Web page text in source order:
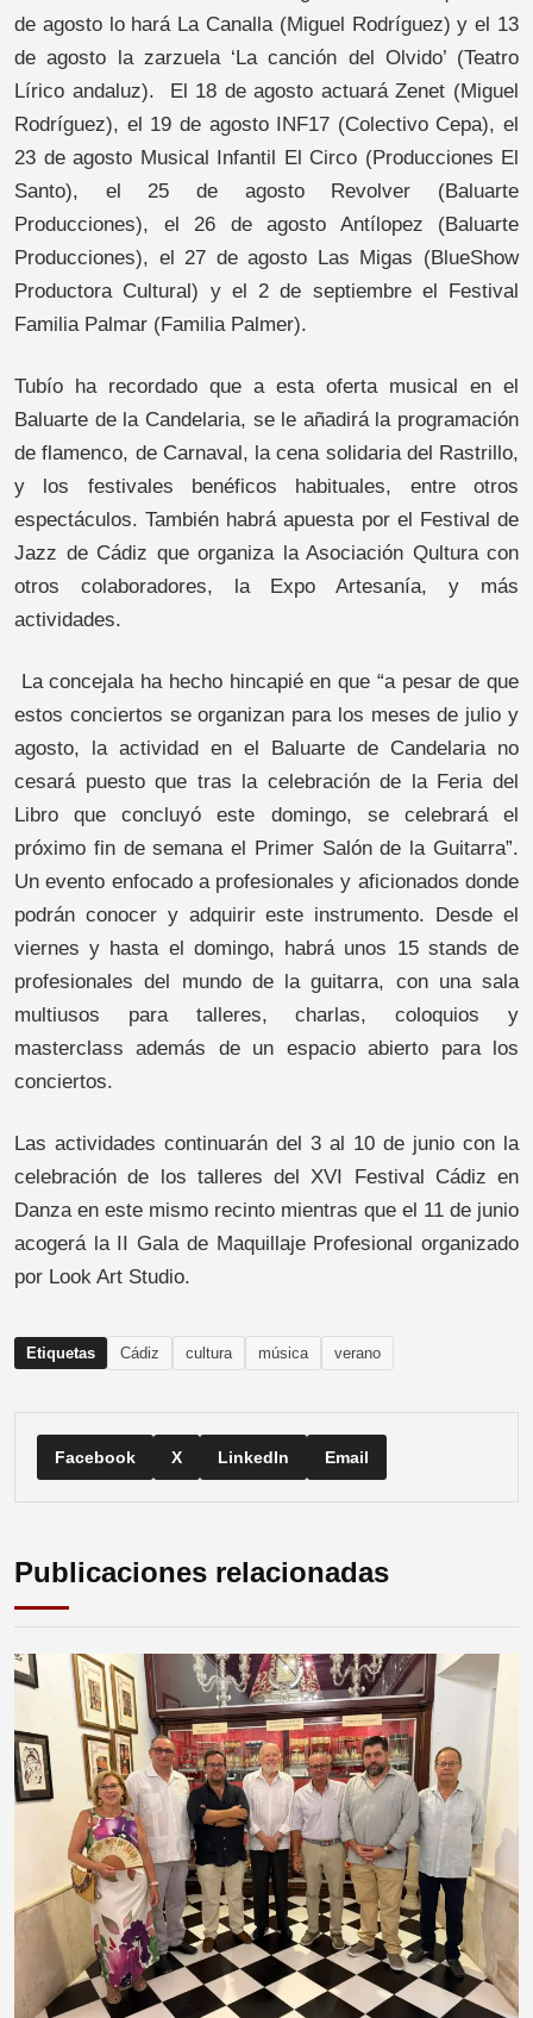
de agosto lo hará La Canalla (Miguel Rodríguez) y el 13
de agosto la zarzuela ‘La canción del Olvido’ (Teatro
Lírico andaluz). El 18 de agosto actuará Zenet (Miguel
Rodríguez), el 19 de agosto INF17 (Colectivo Cepa), el
23 de agosto Musical Infantil El Circo (Producciones El
Santo), el 25 de agosto Revolver (Baluarte
Producciones), el 26 de agosto Antílopez (Baluarte
Producciones), el 27 de agosto Las Migas (BlueShow
Productora Cultural) y el 2 de septiembre el Festival
Familia Palmar (Familia Palmer).
Tubío ha recordado que a esta oferta musical en el
Baluarte de la Candelaria, se le añadirá la programación
de flamenco, de Carnaval, la cena solidaria del Rastrillo,
y los festivales benéficos habituales, entre otros
espectáculos. También habrá apuesta por el Festival de
Jazz de Cádiz que organiza la Asociación Qultura con
otros colaboradores, la Expo Artesanía, y más
actividades.
La concejala ha hecho hincapié en que “a pesar de que
estos conciertos se organizan para los meses de julio y
agosto, la actividad en el Baluarte de Candelaria no
cesará puesto que tras la celebración de la Feria del
Libro que concluyó este domingo, se celebrará el
próximo fin de semana el Primer Salón de la Guitarra”.
Un evento enfocado a profesionales y aficionados donde
podrán conocer y adquirir este instrumento. Desde el
viernes y hasta el domingo, habrá unos 15 stands de
profesionales del mundo de la guitarra, con una sala
multiusos para talleres, charlas, coloquios y
masterclass además de un espacio abierto para los
conciertos.
Las actividades continuarán del 3 al 10 de junio con la
celebración de los talleres del XVI Festival Cádiz en
Danza en este mismo recinto mientras que el 11 de junio
acogerá la II Gala de Maquillaje Profesional organizado
por Look Art Studio.
Etiquetas Cádiz cultura música verano
Facebook X LinkedIn Email
Publicaciones relacionadas